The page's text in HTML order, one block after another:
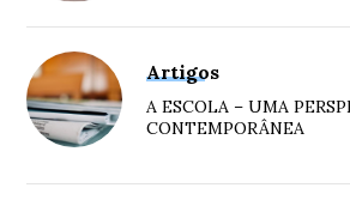
Artigos
A ESCOLA – UMA
CONTEMPORÂNEA